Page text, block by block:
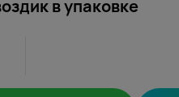
в упаковке